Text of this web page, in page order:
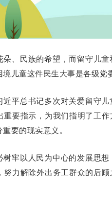
、民族的希望，而留守儿
儿童这件民生大事是各级党
近平总书记多次对关爱留守
重要指示，为我们指明了工
要的现实意义。
牢以人民为中心的发展思
努力解除外出务工群众的后